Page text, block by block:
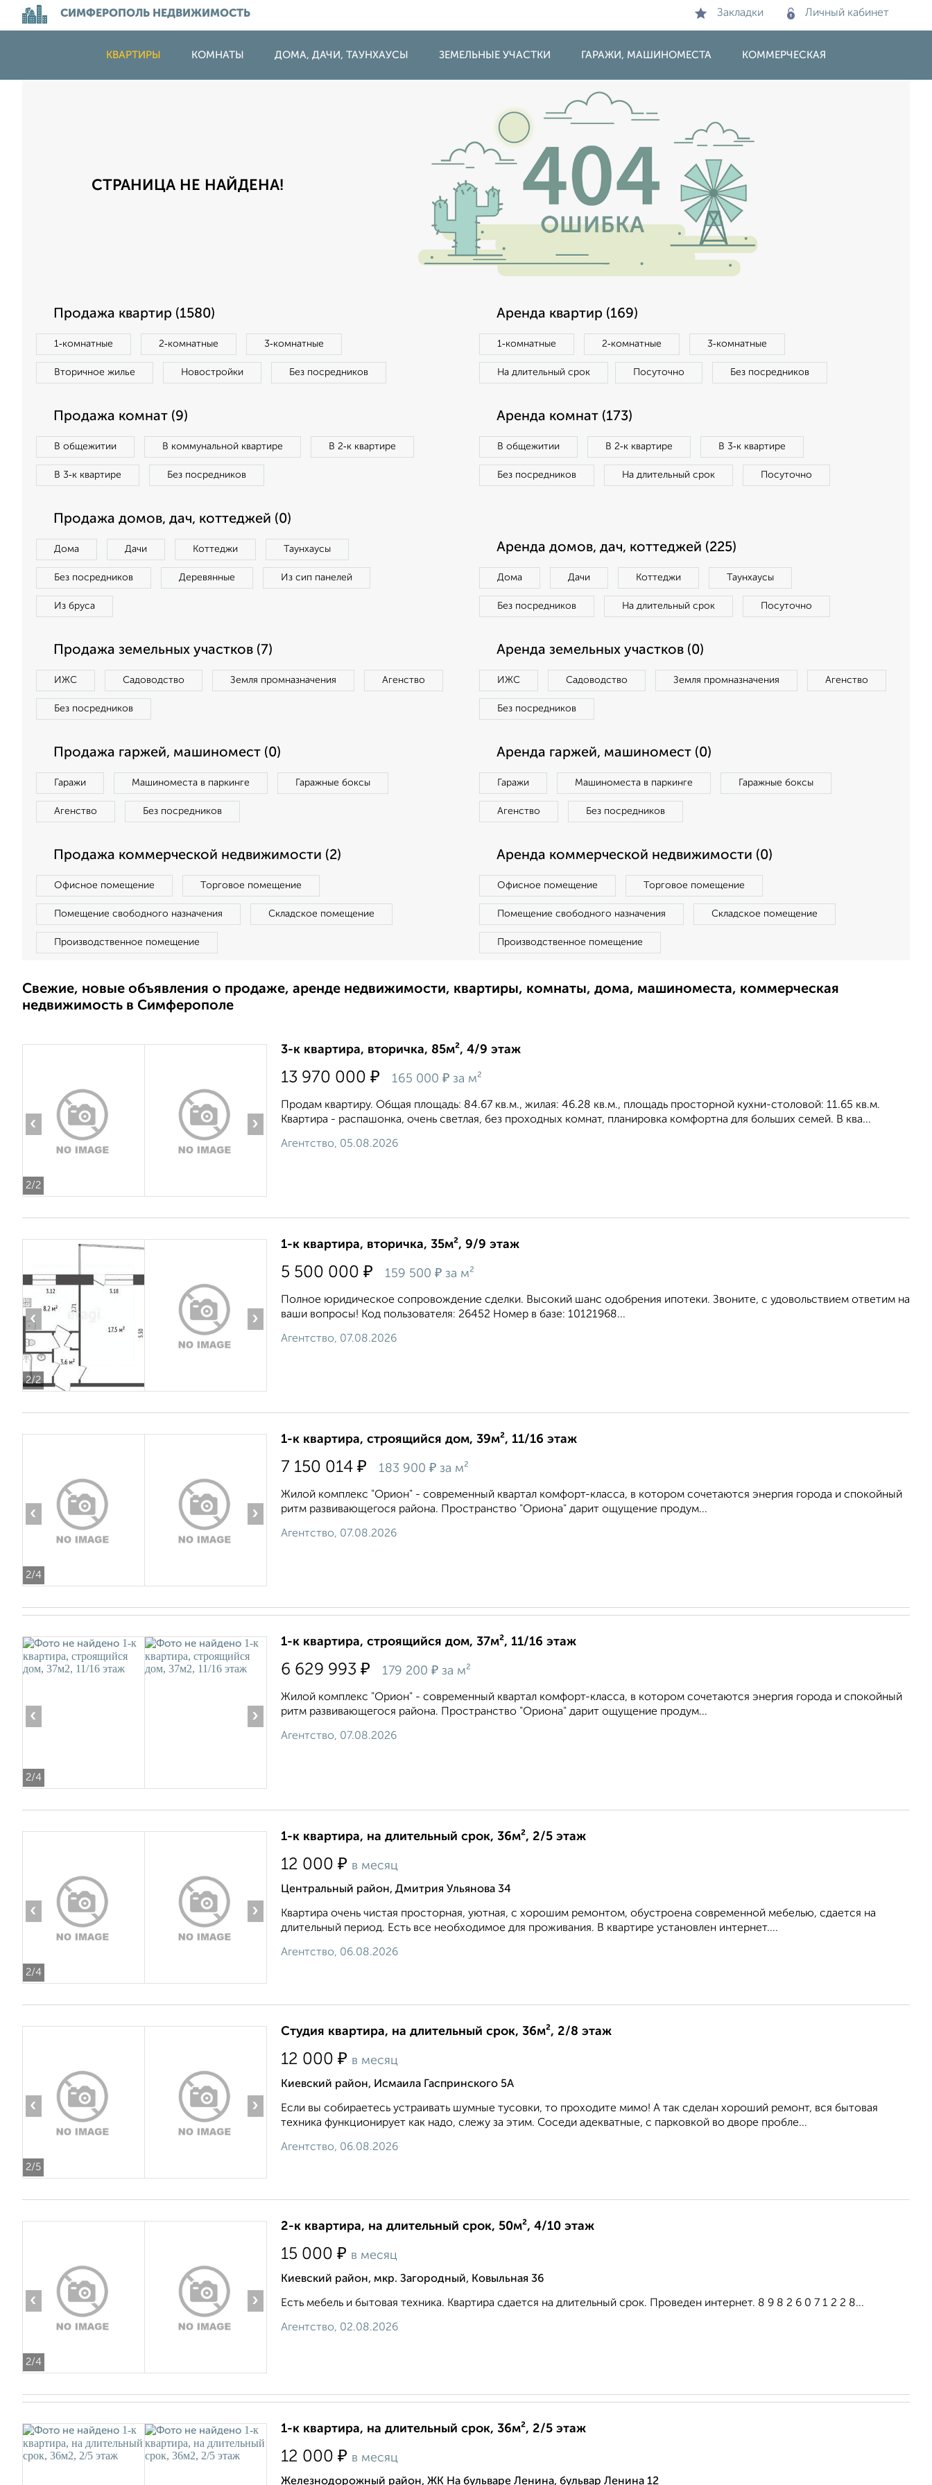
СИМФЕРОПОЛЬ НЕДВИЖИМОСТЬ Закладки Личный кабинет
КВАРТИРЫ КОМНАТЫ ДОМА, ДАЧИ, ТАУНХАУСЫ ЗЕМЕЛЬНЫЕ УЧАСТКИ ГАРАЖИ, МАШИНОМЕСТА КОММЕРЧЕСКАЯ
СТРАНИЦА НЕ НАЙДЕНА!
Продажа квартир (1580)
1‑комнатные 2‑комнатные 3‑комнатные
Вторичное жилье Новостройки Без посредников
Аренда квартир (169)
1‑комнатные 2‑комнатные 3‑комнатные
На длительный срок Посуточно Без посредников
Продажа комнат (9)
В общежитии В коммунальной квартире В 2‑к квартире
В 3‑к квартире Без посредников
Аренда комнат (173)
В общежитии В 2‑к квартире В 3‑к квартире
Без посредников На длительный срок Посуточно
Продажа домов, дач, коттеджей (0)
Дома Дачи Коттеджи Таунхаусы
Без посредников Деревянные Из сип панелей
Из бруса
Аренда домов, дач, коттеджей (225)
Дома Дачи Коттеджи Таунхаусы
Без посредников На длительный срок Посуточно
Продажа земельных участков (7)
ИЖС Садоводство Земля промназначения Агенство
Без посредников
Аренда земельных участков (0)
ИЖС Садоводство Земля промназначения Агенство
Без посредников
Продажа гаржей, машиномест (0)
Гаражи Машиноместа в паркинге Гаражные боксы
Агенство Без посредников
Аренда гаржей, машиномест (0)
Гаражи Машиноместа в паркинге Гаражные боксы
Агенство Без посредников
Продажа коммерческой недвижимости (2)
Офисное помещение Торговое помещение
Помещение свободного назначения Складское помещение
Производственное помещение
Аренда коммерческой недвижимости (0)
Офисное помещение Торговое помещение
Помещение свободного назначения Складское помещение
Производственное помещение
Свежие, новые объявления о продаже, аренде недвижимости, квартиры, комнаты, дома, машиноместа, коммерческая
недвижимость в Симферополе
2/2
‹ ›
3-к квартира, вторичка, 85м², 4/9 этаж
13 970 000 ₽ 165 000 ₽ за м²
Продам квартиру. Общая площадь: 84.67 кв.м., жилая: 46.28 кв.м., площадь просторной кухни-столовой: 11.65 кв.м.
Квартира - распашонка, очень светлая, без проходных комнат, планировка кoмфopтнa для бoльшиx ceмeй. В ква...
Агентство, 05.08.2026
2/2
‹ ›
1-к квартира, вторичка, 35м², 9/9 этаж
5 500 000 ₽ 159 500 ₽ за м²
Полное юридическое сопровождение сделки. Высокий шанс одобрения ипотеки. Звоните, с удовольствием ответим на
ваши вопросы! Код пользователя: 26452 Номер в базе: 10121968...
Агентство, 07.08.2026
2/4
‹ ›
1-к квартира, строящийся дом, 39м², 11/16 этаж
7 150 014 ₽ 183 900 ₽ за м²
Жилой комплекс "Орион" - современный квартал комфорт-класса, в котором сочетаются энергия города и спокойный
ритм развивающегося района. Пространство "Ориона" дарит ощущение продум...
Агентство, 07.08.2026
2/4
‹ ›
1-к квартира, строящийся дом, 37м², 11/16 этаж
6 629 993 ₽ 179 200 ₽ за м²
Жилой комплекс "Орион" - современный квартал комфорт-класса, в котором сочетаются энергия города и спокойный
ритм развивающегося района. Пространство "Ориона" дарит ощущение продум...
Агентство, 07.08.2026
2/4
‹ ›
1-к квартира, на длительный срок, 36м², 2/5 этаж
12 000 ₽ в месяц
Центральный район, Дмитрия Ульянова 34
Квартира очень чистая просторная, уютная, с хорошим ремонтом, обустроена современной мебелью, сдается на
длительный период. Есть все необходимое для проживания. В квартире установлен интернет....
Агентство, 06.08.2026
2/5
‹ ›
Студия квартира, на длительный срок, 36м², 2/8 этаж
12 000 ₽ в месяц
Киевский район, Исмаила Гаспринского 5А
Если вы собираетесь устраивать шумные тусовки, то проходите мимо! А так сделан хороший ремонт, вся бытовая
техника функционирует как надо, слежу за этим. Соседи адекватные, с парковкой во дворе пробле...
Агентство, 06.08.2026
2/4
‹ ›
2-к квартира, на длительный срок, 50м², 4/10 этаж
15 000 ₽ в месяц
Киевский район, мкр. Загородный, Ковыльная 36
Есть мебель и бытовая техника. Квартира сдается на длительный срок. Проведен интернет. 8 9 8 2 6 0 7 1 2 2 8...
Агентство, 02.08.2026
1-к квартира, на длительный срок, 36м², 2/5 этаж
12 000 ₽ в месяц
Железнодорожный район, ЖК На бульваре Ленина, бульвар Ленина 12